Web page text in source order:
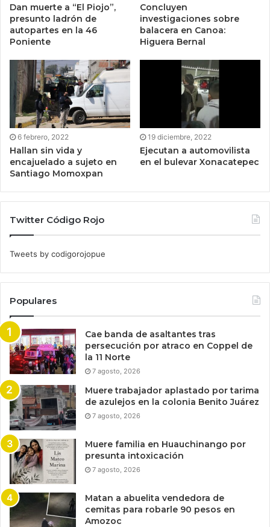
Dan muerte a “El Piojo”,
presunto ladrón de
autopartes en la 46
Poniente
Concluyen
investigaciones sobre
balacera en Canoa:
Higuera Bernal
6 febrero, 2022
Hallan sin vida y
encajuelado a sujeto en
Santiago Momoxpan
19 diciembre, 2022
Ejecutan a automovilista
en el bulevar Xonacatepec
Twitter Código Rojo
Tweets by codigorojopue
Populares
Cae banda de asaltantes tras
persecución por atraco en Coppel de
la 11 Norte
7 agosto, 2026
Muere trabajador aplastado por tarima
de azulejos en la colonia Benito Juárez
7 agosto, 2026
Muere familia en Huauchinango por
presunta intoxicación
7 agosto, 2026
Matan a abuelita vendedora de
cemitas para robarle 90 pesos en
Amozoc